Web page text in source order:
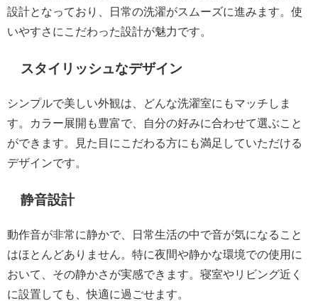
設計となっており、日常の洗濯がスムーズに進みます。使
いやすさにこだわった設計が魅力です。
スタイリッシュなデザイン
シンプルで美しい外観は、どんな洗濯室にもマッチしま
す。カラー展開も豊富で、自分の好みに合わせて選ぶこと
ができます。見た目にこだわる方にも満足していただける
デザインです。
静音設計
動作音が非常に静かで、日常生活の中で音が気になること
はほとんどありません。特に夜間や静かな環境での使用に
おいて、その静かさが実感できます。寝室やリビング近く
に設置しても、快適に過ごせます。